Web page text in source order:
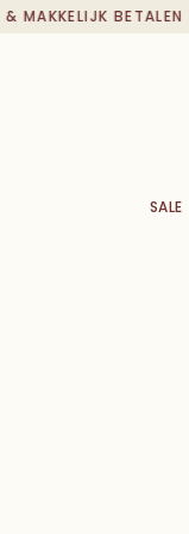
BETALEN
SALE